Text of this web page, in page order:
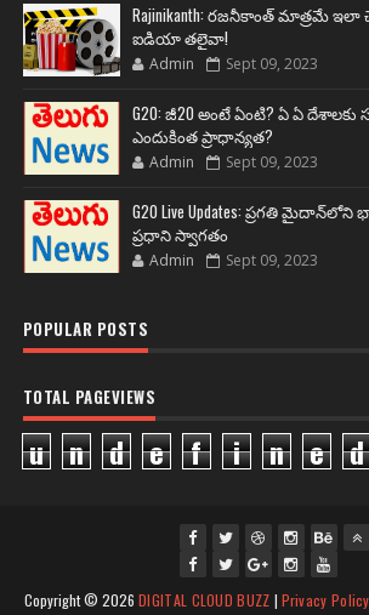
Rajinikanth: రజనీకాంత్ మాత్రమే
ఐడియా తలైవా!
Admin Sept 09, 2023
G20: జీ20 అంటే ఏంటి? ఏ ఏ దేశాలకు
ఎందుకింత ప్రాధాన్యత?
Admin Sept 09, 2023
G20 Live Updates: ప్రగతి
ప్రధాని స్వాగతం
Admin Sept 09, 2023
POPULAR POSTS
TOTAL PAGEVIEWS
u n d e f i n e d
fac twi
gpl ins
you
Copyright ©2026DIGITAL CLOUD BUZZ | Privacy Policy